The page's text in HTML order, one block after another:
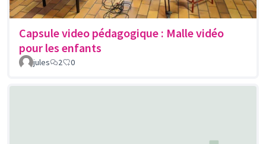
Capsule video pédagogique : Malle vidéo
pour les enfants
jules 2 0